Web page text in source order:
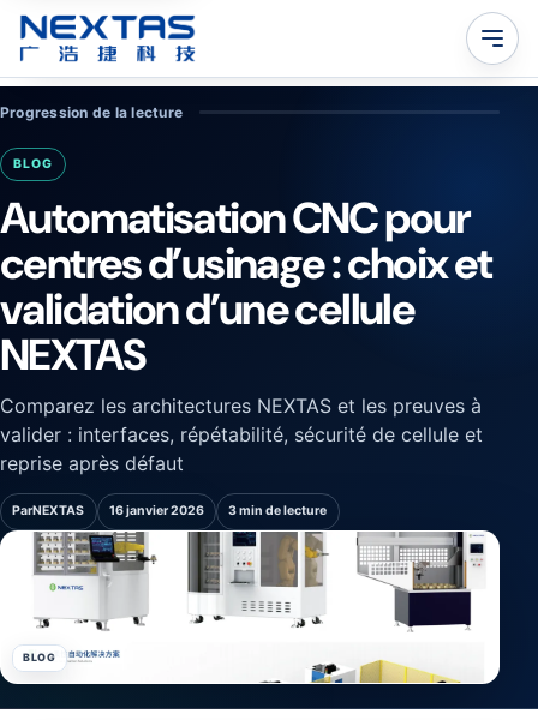
Progression de la lecture
BLOG
Automatisation CNC pour
centres d’usinage : choix et
validation d’une cellule
NEXTAS
Comparez les architectures NEXTAS et les preuves à
valider : interfaces, répétabilité, sécurité de cellule et
reprise après défaut
ParNEXTAS 16 janvier 2026 3 min de lecture
BLOG